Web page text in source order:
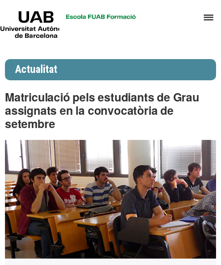
el
Universitat
Actualitat
Matriculació pels estudiants de Grau
assignats en la convocatòria de
setembre